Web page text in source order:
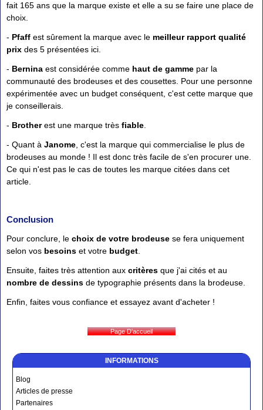
INFORMATIONS
Blog
Articles de presse
Partenaires
fait 165 ans que la marque existe et elle a su se faire une place de
choix.
- Pfaff est sûrement la marque avec le meilleur rapport qualité
prix des 5 présentées ici.
- Bernina est considérée comme haut de gamme par la
communauté des brodeuses et des cousettes. Pour une personne
expérimentée avec un budget conséquent, c'est cette marque que
je conseillerais.
- Brotherest une marque très fiable.
- Quant à Janome, c'est la marque qui commercialise le plus de
brodeuses au monde ! Il est donc très facile de s'en procurer une.
Ce qui n'est pas le cas de toutes les marque citées dans cet
article.
Conclusion
Pour conclure, le choix de votre brodeuse se fera uniquement
selon vos besoins et votre budget.
Ensuite, faites très attention aux critères que j'ai cités et au
nombre de dessins de typographie présents dans la brodeuse.
Enfin, faites vous confiance et essayez avant d'acheter !